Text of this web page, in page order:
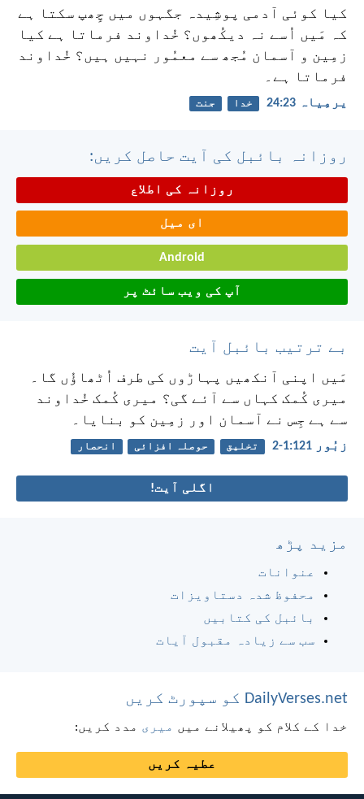
کیا کوئی آدمی پوشِیدہ جگہوں میں چِھپ سکتا ہے
کہ مَیں اُسے نہ دیکُھوں؟ خُداوند فرماتا ہے کیا
زمِین و آسمان مُجھ سے معمُور نہیں ہیں؟ خُداوند
فرماتا ہے۔
یرمِیاہ 23:‏24 خدا جنت
روزانہ بائبل کی آیت حاصل کریں:
روزانہ کی اطلاع
ای میل
Android
آپ کی ویب سائٹ پر
بے ترتیب بائبل آیت
مَیں اپنی آنکھیں پہاڑوں کی طرف اُٹھاؤُں گا۔
میری کُمک کہاں سے آئے گی؟ میری کُمک خُداوند
سے ہے جِس نے آسمان اور زمِین کو بنایا۔
زبُور 121:‏1-‏2 تخلیق حوصلہ افزائی انحصار
اگلی آیت!
مزید پڑھ
عنوانات
محفوظ شدہ دستاویزات
بائبل کی کتابیں
سب سے زیادہ مقبول آیات
DailyVerses.net کو سپورٹ کریں
خدا کے کلام کو پھیلانے میں میری مدد کریں:
عطیہ کریں